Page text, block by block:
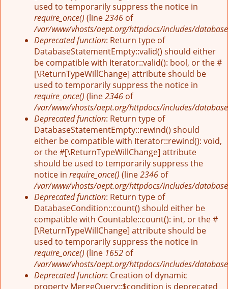
used to temporarily suppress the notice in
require_once() (line2346 of
/var/www/vhosts/aept.org/httpdocs/includes/
Deprecated function: Return type of
DatabaseStatementEmpty::valid() should either
be compatible with Iterator::valid(): bool, or the #
[\ReturnTypeWillChange] attribute should be
used to temporarily suppress the notice in
require_once() (line2346 of
/var/www/vhosts/aept.org/httpdocs/includes/
Deprecated function: Return type of
DatabaseStatementEmpty::rewind() should
either be compatible with Iterator::rewind(): void,
or the #[\ReturnTypeWillChange] attribute
should be used to temporarily suppress the
notice in require_once() (line2346 of
/var/www/vhosts/aept.org/httpdocs/includes/
Deprecated function: Return type of
DatabaseCondition::count() should either be
compatible with Countable::count(): int, or the #
[\ReturnTypeWillChange] attribute should be
used to temporarily suppress the notice in
require_once() (line 1652 of
/var/www/vhosts/aept.org/httpdocs/includes/
Deprecated function: Creation of dynamic
property MergeQuery::$condition is deprecated